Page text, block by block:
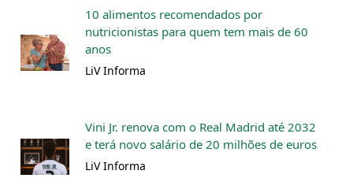
10 alimentos recomendados por
nutricionistas para quem tem mais de 60
anos
LiV Informa
Vini Jr. renova com o Real Madrid até 2032
e terá novo salário de 20 milhões de euros
LiV Informa